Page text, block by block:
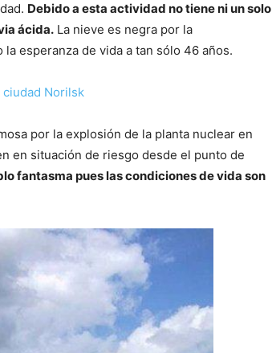
Debido a esta actividad no tiene ni un solo
ácida. La nieve es negra por la
esperanza de vida a tan sólo 46 años.
por la explosión de la planta nuclear en
en situación de riesgo desde el punto de
fantasma pues las condiciones de vida son